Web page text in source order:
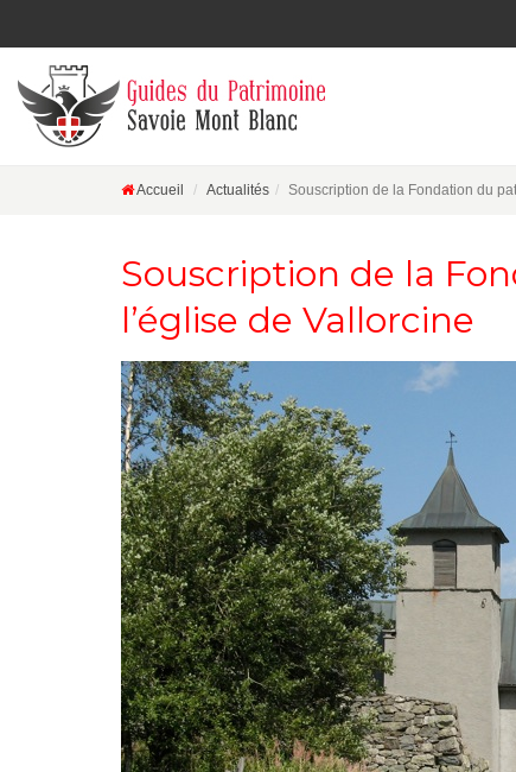
Accueil Actualités Souscription de la Fondation du
Souscription de la
l’église de Vallorcine